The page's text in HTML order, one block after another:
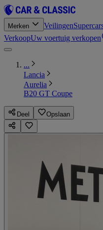
Merken Veilingen
VerkoopUw voertuig verkopen
...
Lancia
Aurelia
B20 GT Coupe
Deel Opslaan